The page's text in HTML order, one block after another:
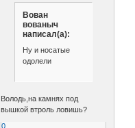
Вован
вованыч
написал(а):
Ну и носатые
одолели
Володь,на камнях под
вышкой втроль ловишь?
0